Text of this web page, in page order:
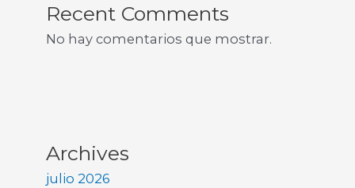
Recent Comments
No hay comentarios que mostrar.
Archives
julio 2026